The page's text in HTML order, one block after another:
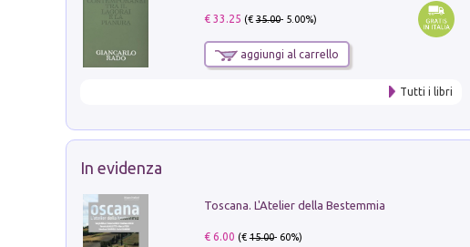
€ 33.25 (€35.00- 5.00%)
aggiungi al carrello
Tutti i libri
In evidenza
Toscana. L'Atelier della Bestemmia
€ 6.00 (€15.00- 60%)